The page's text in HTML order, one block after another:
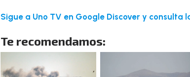
Sigue a Uno TV en Google Discover y consulta
Te recomendamos: